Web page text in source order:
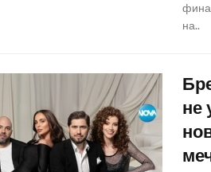
на..
не